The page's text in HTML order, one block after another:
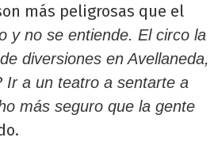
más peligrosas que el
y no se entiende. El circo la
diversiones en Avellaneda,
Ir a un teatro a sentarte a
más seguro que la gente